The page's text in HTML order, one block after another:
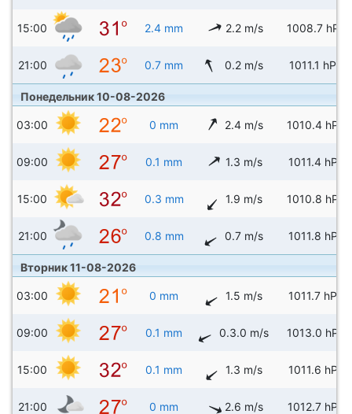
15:00 2.4 mm 2.2 m/s 1008.7 hPa
21:00 0.7 mm 0.2 m/s 1011.1 hPa
Понедельник 10-08-2026
03:00 0 mm 2.4 m/s 1010.4 hPa
09:00 0.1 mm 1.3 m/s 1011.4 hPa
15:00 0.3 mm 1.9 m/s 1010.8 hPa
21:00 0.8 mm 0.7 m/s 1011.8 hPa
Вторник 11-08-2026
03:00 0 mm 1.5 m/s 1011.7 hPa
09:00 0.1 mm 0.3.0 m/s 1013.0 hPa
15:00 0.1 mm 1.3 m/s 1011.6 hPa
21:00 0 mm 2.6 m/s 1012.7 hPa